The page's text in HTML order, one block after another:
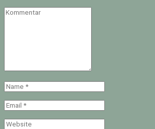
Kommentar
Name
Email
Website